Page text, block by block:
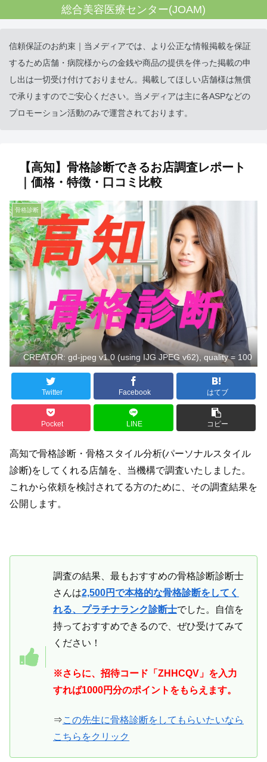
総合美容医療センター(JOAM)
信頼保証のお約束｜当メディアでは、より公正な情報掲載を保証
するため店舗・病院様からの金銭や商品の提供を伴った掲載の申
し出は一切受け付けておりません。掲載してほしい店舗様は無償
で承りますのでご安心ください。当メディアは主に各ASPなどの
プロモーション活動のみで運営されております。
【高知】骨格診断できるお店調査レポート
｜価格・特徴・口コミ比較
骨格診断
CREATOR: gd-jpeg v1.0 (using IJG JPEG v62), quality = 100
Twitter Facebook はてブ
Pocket LINE コピー
高知で骨格診断・骨格スタイル分析(パーソナルスタイル
診断)をしてくれる店舗を、当機構で調査いたしました。
これから依頼を検討されてる方のために、その調査結果を
公開します。
調査の結果、最もおすすめの骨格診断診断士
さんは2,500円で本格的な骨格診断をしてく
れる、プラチナランク診断士でした。自信を
持っておすすめできるので、ぜひ受けてみて
ください！
※さらに、招待コード「ZHHCQV」を入力
すれば1000円分のポイントをもらえます。
⇒この先生に骨格診断をしてもらいたいなら
こちらをクリック